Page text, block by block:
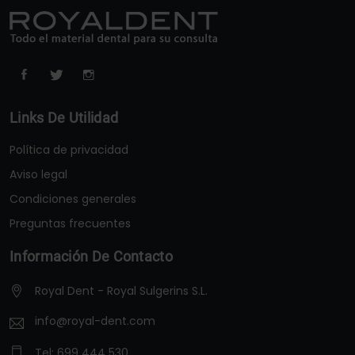
Links De Utilidad
Política de privacidad
Aviso legal
Condiciones generales
Preguntas frecuentes
Información De Contacto
Royal Dent - Royal Sulgerins S.L.
info@royal-dent.com